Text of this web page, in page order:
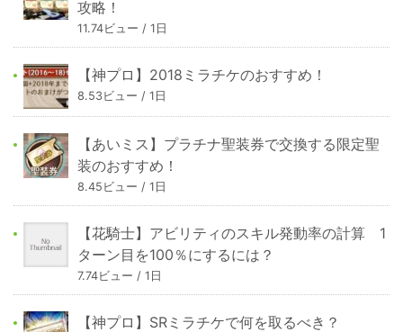
攻略！
11.74ビュー / 1日
【神プロ】2018ミラチケのおすすめ！
8.53ビュー / 1日
【あいミス】プラチナ聖装券で交換する限定聖
装のおすすめ！
8.45ビュー / 1日
【花騎士】アビリティのスキル発動率の計算 1
ターン目を100％にするには？
7.74ビュー / 1日
【神プロ】SRミラチケで何を取るべき？